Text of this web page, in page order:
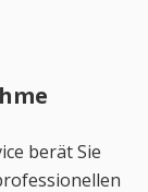
berät Sie